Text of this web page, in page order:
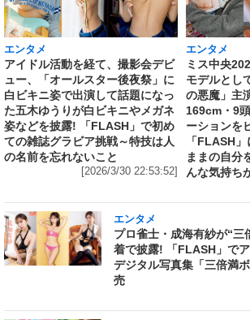
エンタメ
アイドル活動を経て、撮影会デビ
ュー、「オールスター後夜祭」に
白ビキニ姿で出演して話題になっ
た五木ゆうりが白ビキニやメガネ
姿などを披露! 「FLASH」で初め
ての雑誌グラビア挑戦～特技は人
の名前を忘れないこと
[2026/3/30 22:53:52]
エンタメ
ミス中央
モデルとし
の悪魔」主
169cm・9
ーションを
「FLASH
ままの自分
んな気持ち
エンタメ
プロ雀士・成海有紗が“三
着で披露! 「FLASH」で
デジタル写真集「三倍満
売